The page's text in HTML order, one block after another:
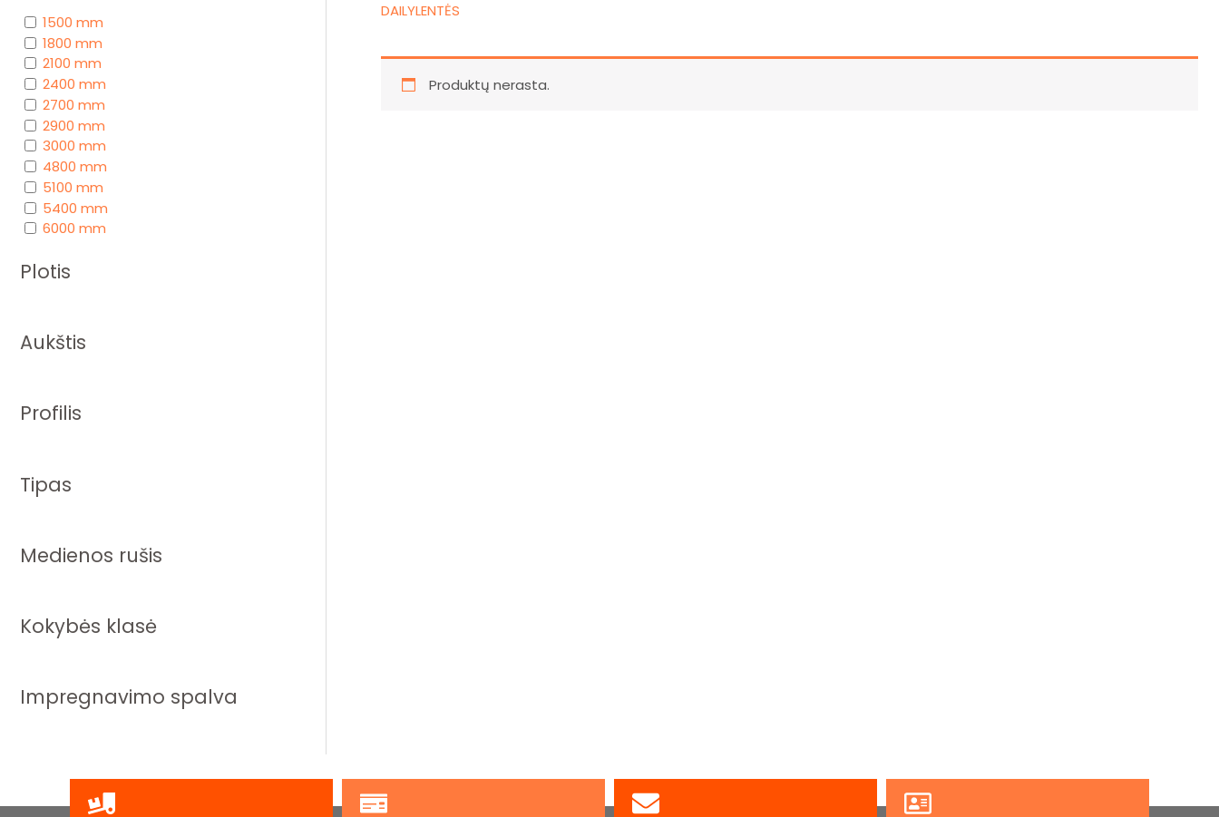
1500 mm
1800 mm
2100 mm
2400 mm
2700 mm
2900 mm
3000 mm
4800 mm
5100 mm
5400 mm
6000 mm
Plotis
Aukštis
Profilis
Tipas
Medienos rušis
Kokybės klasė
Impregnavimo spalva
DAILYLENTĖS
Produktų nerasta.